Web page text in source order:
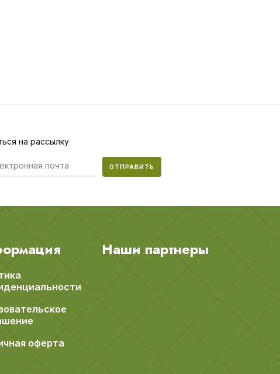
на рассылку
ОТПРАВИТЬ
оферта
Наши партнеры